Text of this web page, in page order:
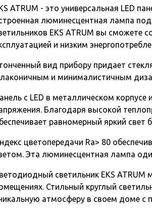
ATRUM - это универсальная LED
люминесцентная лампа
EKS ATRUM вы сможете
и низким
вид прибору придает
лаконичным и минималистичным
с LED в металлическом
Благодаря высокой
равномерный яркий
цветопередачи Ra> 80
Эта люминесцентная лампа
светильник EKS
Стильный круглый
атмосферу в своем доме с